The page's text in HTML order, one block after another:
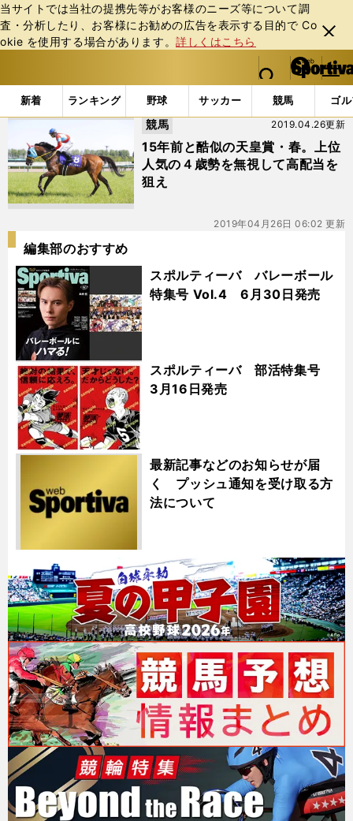
当サイトでは当社の提携先等がお客様のニーズ等について調
査・分析したり、お客様にお勧めの広告を表⽰する⽬的で Co
okie を使⽤する場合があります。詳しくはこちら
閉じ
る
web Sportiva (webスポルティーバ)
検索
マイペ
ー
ジ
メニュ
新着 ランキング 野球 サッカー 競馬 ゴ
b
ス
ル
テ
ィ
ー
「#メイショウテッコン」の最新ニュース・ 情報
15年前と酷似の天皇賞・春。上位
人気の４歳勢を無視して高配当を
狙え
2019.04.26更新
競馬
2019年04月26日 06:02 更新
編集部のおすすめ
スポルティーバ バレーボール
特集号 Vol.4 6月30日発売
スポルティーバ 部活特集号
3月16日発売
最新記事などのお知らせが届
く プッシュ通知を受け取る方
法について